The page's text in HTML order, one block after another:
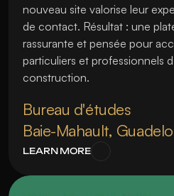
nouveau site valorise leur
de contact. Résultat : une
rassurante et pensée pour
particuliers et professionnels
construction.
Bureau d'études
Baie-Mahault,
LEARN MORE